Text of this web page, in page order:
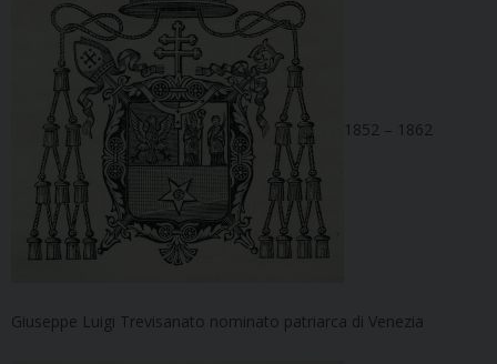
1852 – 1862
Giuseppe Luigi Trevisanato nominato patriarca di Venezia